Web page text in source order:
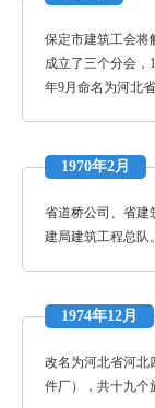
保定市建筑工会将
成立了三个分会，
年9月命名为河北
1970年2月
省道桥公司、省建
建局建筑工程总队。
1974年12月
改名为河北省河北
件厂），共十九个